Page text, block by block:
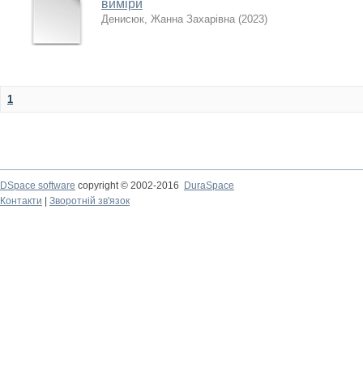
виміри
Денисюк, Жанна Захарівна (2023)
1
DSpace software copyright © 2002-2016
DuraSpace
Контакти
Зворотній зв'язок